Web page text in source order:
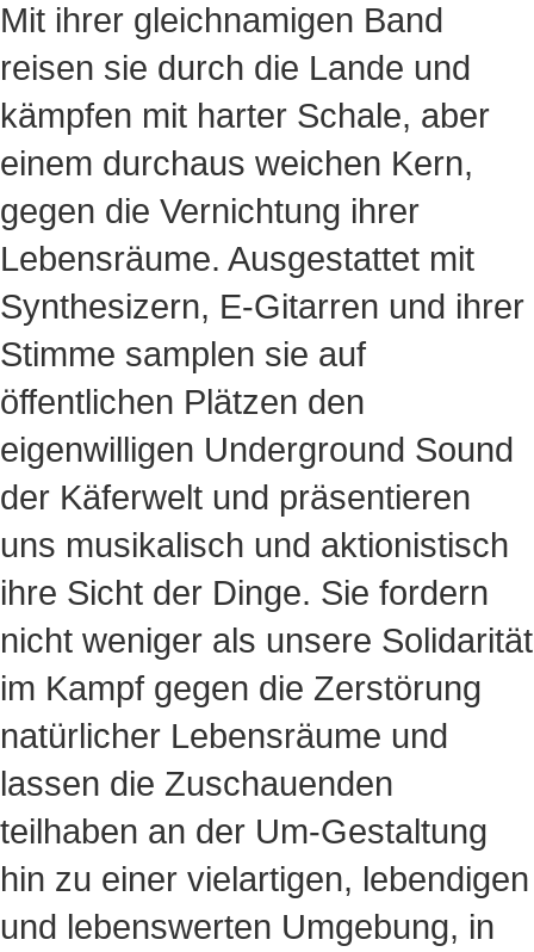
Mit ihrer gleichnamigen Band
reisen sie durch die Lande und
kämpfen mit harter Schale, aber
einem durchaus weichen Kern,
gegen die Vernichtung ihrer
Lebensräume. Ausgestattet mit
Synthesizern, E-Gitarren und ihrer
Stimme samplen sie auf
öffentlichen Plätzen den
eigenwilligen Underground Sound
der Käferwelt und präsentieren
uns musikalisch und aktionistisch
ihre Sicht der Dinge. Sie fordern
nicht weniger als unsere Solidarität
im Kampf gegen die Zerstörung
natürlicher Lebensräume und
lassen die Zuschauenden
teilhaben an der Um-Gestaltung
hin zu einer vielartigen, lebendigen
und lebenswerten Umgebung, in